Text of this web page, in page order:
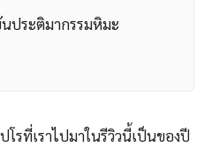
ประติมากรรมหิมะ
รที่เราไปมาในรีวิวนี้เป็นของปี